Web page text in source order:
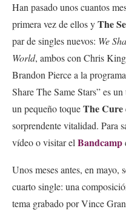
Han pasado unos cuantos
primera vez de ellos yThe
par de singles nuevos: We
World, ambos con Chris
Brandon Pierce a la
Share The Same Stars” es
un pequeño toqueThe Cure
sorprendente vitalidad. Para
vídeo o visitar el Bandcamp
Unos meses antes, en
cuarto single: una
tema grabado por Vince